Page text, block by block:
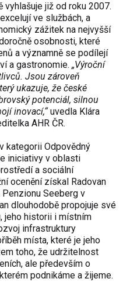
vyhlašuje již od roku 2007.
ve službách, a
zážitek na nejvyšší
osobnosti, které
a významně se podílejí
a gastronomie. „Výroční
ů. Jsou zároveň
ý ukazuje, že české
potenciál, silnou
inovací,“ uvedla Klára
AHR ČR.
kategorii Odpovědný
iniciativy v oblasti
ředí a sociální
í ocenění získal Radovan
Penzionu Seeberg v
dlouhodobě propojuje své
jeho historii i místním
infrastruktury
říběh místa, které je jeho
toho, že udržitelnost
ích, ale především o
podnikáme a žijeme.